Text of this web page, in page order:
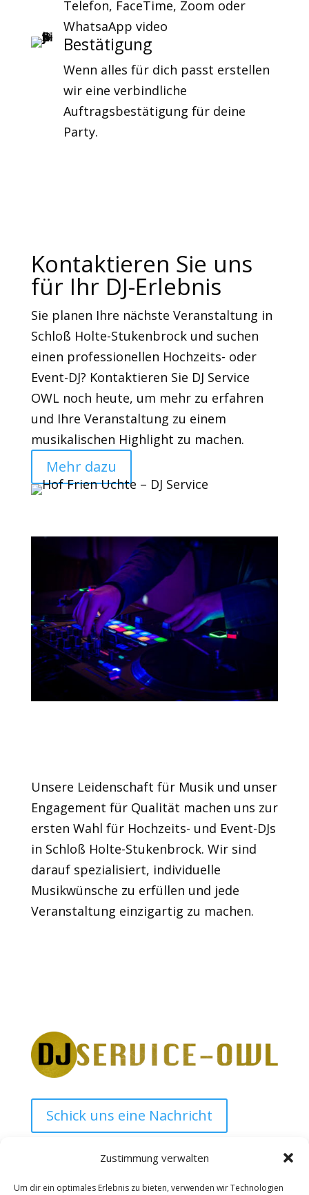
Zustimmung verwalten
Um dir ein optimales Erlebnis zu bieten, verwenden wir Technologien
Telefon, FaceTime, Zoom oder
WhatsaApp video
Bestätigung
Wenn alles für dich passt erstellen
wir eine verbindliche
Auftragsbestätigung für deine
Party.
Kontaktieren Sie uns
für Ihr DJ-Erlebnis
Sie planen Ihre nächste Veranstaltung in
Schloß Holte-Stukenbrock und suchen
einen professionellen Hochzeits- oder
Event-DJ? Kontaktieren Sie DJ Service
OWL noch heute, um mehr zu erfahren
und Ihre Veranstaltung zu einem
musikalischen Highlight zu machen.
Mehr dazu
Unsere Leidenschaft für Musik und unser
Engagement für Qualität machen uns zur
ersten Wahl für Hochzeits- und Event-DJs
in Schloß Holte-Stukenbrock. Wir sind
darauf spezialisiert, individuelle
Musikwünsche zu erfüllen und jede
Veranstaltung einzigartig zu machen.
Schick uns eine Nachricht